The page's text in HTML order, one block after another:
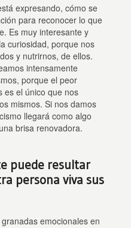
expresando, cómo se
para reconocer lo que
Es muy interesante y
curiosidad, porque nos
y nutrirnos, de ellos.
intensamente
porque el peor
es el único que nos
mismos. Si nos damos
llegará como algo
brisa renovadora.
puede resultar
persona viva sus
emocionales en